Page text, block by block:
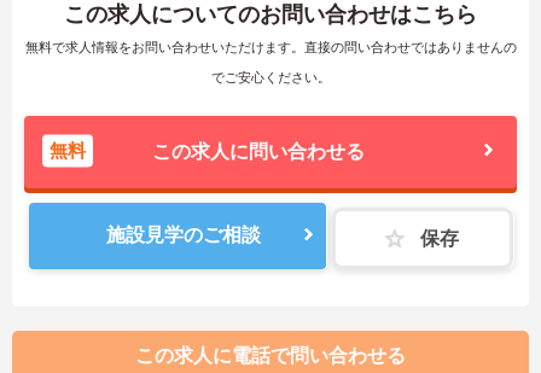
この求人についてのお問い合わせはこちら
無料で求人情報をお問い合わせいただけます。直接の問い合わせではありませんの
でご安心ください。
無料 この求人に問い合わせる
施設見学のご相談 保存
この求人に電話で問い合わせる